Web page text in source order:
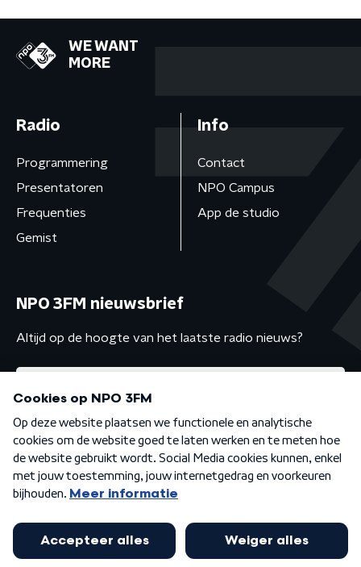
WE WANT
MORE
Radio
Programmering
Presentatoren
Frequenties
Gemist
Info
Contact
NPO Campus
App de studio
NPO 3FM nieuwsbrief
Altijd op de hoogte van het laatste radio nieuws?
Algemene voorwaarden Privacybeleid